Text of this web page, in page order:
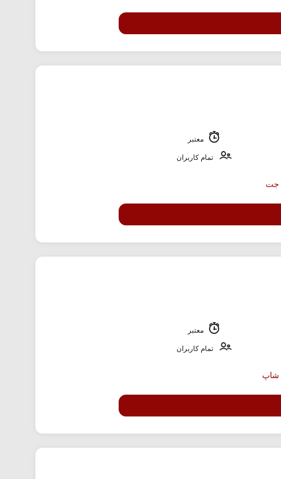
معتبر
تمام کاربران
معتبر
تمام کاربران